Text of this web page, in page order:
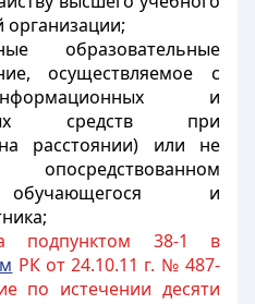
организации;
образовательные
осуществляемое с
и
средств при
расстоянии) или не
обучающегося и
подпунктом 38-1 в
РК от 24.10.11 г. № 487-
по истечении десяти